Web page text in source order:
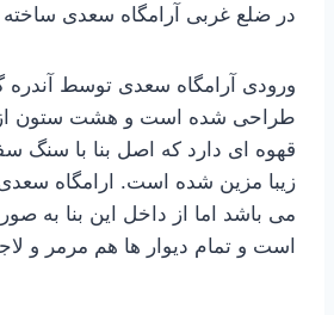
در ضلع غربی آرامگاه سعدی
ورودی آرامگاه سعدی توسط آندره
طراحی شده است و هشت ستون
قهوه ای دارد که اصل بنا با سنگ
زیبا مزین شده است. ارامگاه
می باشد اما از داخل این بنا
است و تمام دیوار ها هم مرمر و